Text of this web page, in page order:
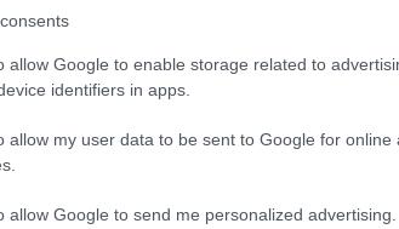
allow Google to enable storage related to
identifiers in apps.
allow my user data to be sent to Google for online
allow Google to send me personalized advertising.
quelle all’interno della
l’europarlamentare Lucia
voto europeo “per lealtà politica
posizione favorevole al sì. Questo
una certa compattezza in un
con la prova della piazza
ai possibili colpi di scena: secondo il